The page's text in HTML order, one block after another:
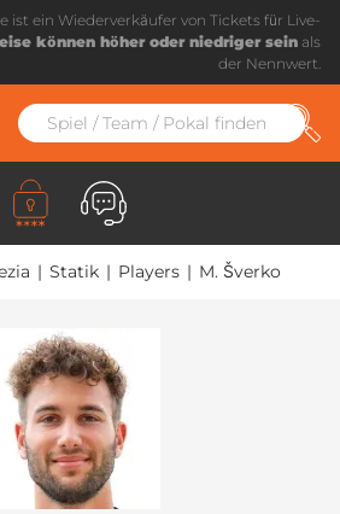
ist ein Wiederverkäufer von Tickets für Live-
können höher oder niedriger sein als
der Nennwert.
| Statik | Players | M. Šverko